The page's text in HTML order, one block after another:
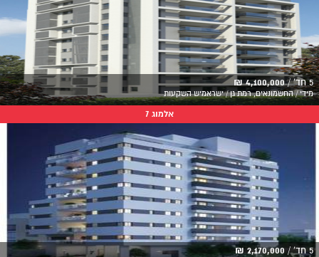
5 חד' / 4,100,000 ₪
מידי / החשמונאים, רמת גן / ישראמיש השקעות
אלמוג 7
5 חד' / 2,170,000 ₪